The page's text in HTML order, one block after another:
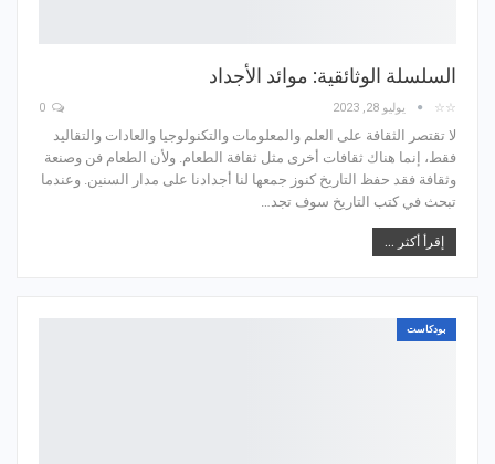
السلسلة الوثائقية: موائد الأجداد
☆☆ يوليو 28, 2023
لا تقتصر الثقافة على العلم والمعلومات والتكنولوجيا والعادات والتقاليد
فقط، إنما هناك ثقافات أخرى مثل ثقافة الطعام. ولأن الطعام فن وصنعة
وثقافة فقد حفظ التاريخ كنوز جمعها لنا أجدادنا على مدار السنين. وعندما
تبحث في كتب التاريخ سوف تجد…
إقرأ أكثر ...
بودكاست